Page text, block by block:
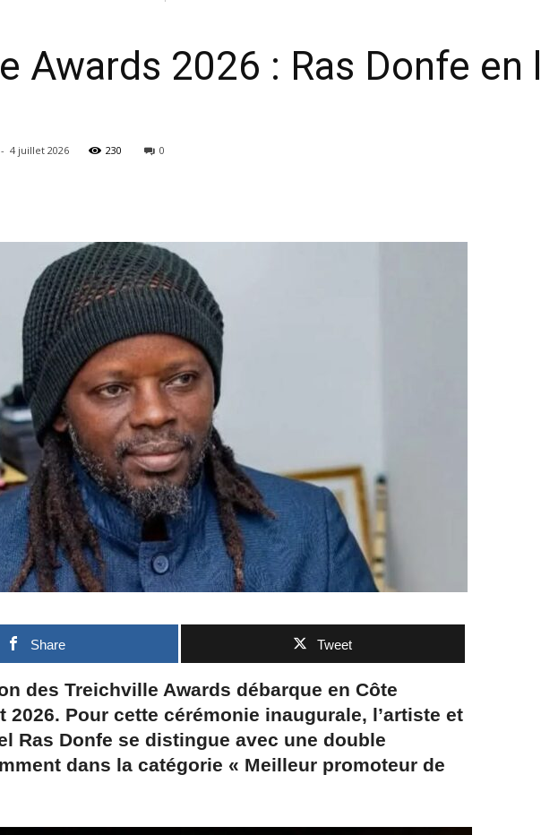
Awards 2026 : Ras Donfe en
- 4 juillet 2026 230 0
Share Tweet
des Treichville Awards débarque en Côte
2026. Pour cette cérémonie inaugurale, l’artiste et
Ras Donfe se distingue avec une double
dans la catégorie « Meilleur promoteur de